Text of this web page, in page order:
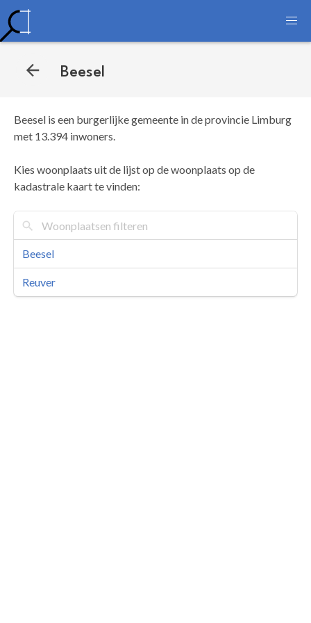
Beesel
Beesel is een burgerlijke gemeente in de provincie Limburg
met 13.394 inwoners.
Kies woonplaats uit de lijst op de woonplaats op de
kadastrale kaart te vinden:
Beesel
Reuver